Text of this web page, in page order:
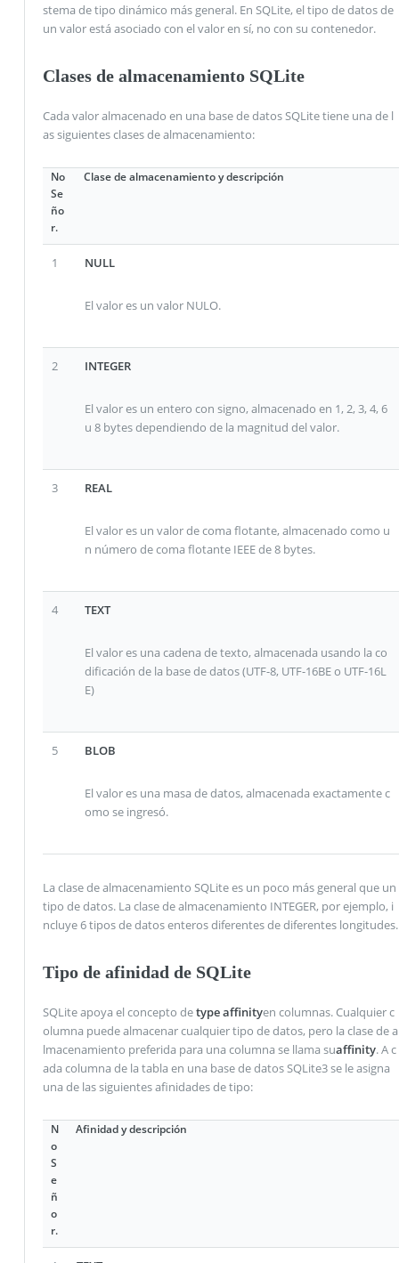
stema de tipo dinámico más general. En SQLite, el tipo de datos de
un valor está asociado con el valor en sí, no con su contenedor.
Clases de almacenamiento SQLite
Cada valor almacenado en una base de datos SQLite tiene una de l
as siguientes clases de almacenamiento:
No
Se
ño
r.
Clase de almacenamiento y descripción
1 NULL
El valor es un valor NULO.
2 INTEGER
El valor es un entero con signo, almacenado en 1, 2, 3, 4, 6
u 8 bytes dependiendo de la magnitud del valor.
3 REAL
El valor es un valor de coma flotante, almacenado como u
n número de coma flotante IEEE de 8 bytes.
4 TEXT
El valor es una cadena de texto, almacenada usando la co
dificación de la base de datos (UTF-8, UTF-16BE o UTF-16L
E)
5 BLOB
El valor es una masa de datos, almacenada exactamente c
omo se ingresó.
La clase de almacenamiento SQLite es un poco más general que un
tipo de datos. La clase de almacenamiento INTEGER, por ejemplo, i
ncluye 6 tipos de datos enteros diferentes de diferentes longitudes.
Tipo de afinidad de SQLite
SQLite apoya el concepto detype affinityen columnas. Cualquier c
olumna puede almacenar cualquier tipo de datos, pero la clase de a
lmacenamiento preferida para una columna se llama suaffinity. A c
ada columna de la tabla en una base de datos SQLite3 se le asigna
una de las siguientes afinidades de tipo:
N
o
S
e
ñ
o
r.
Afinidad y descripción